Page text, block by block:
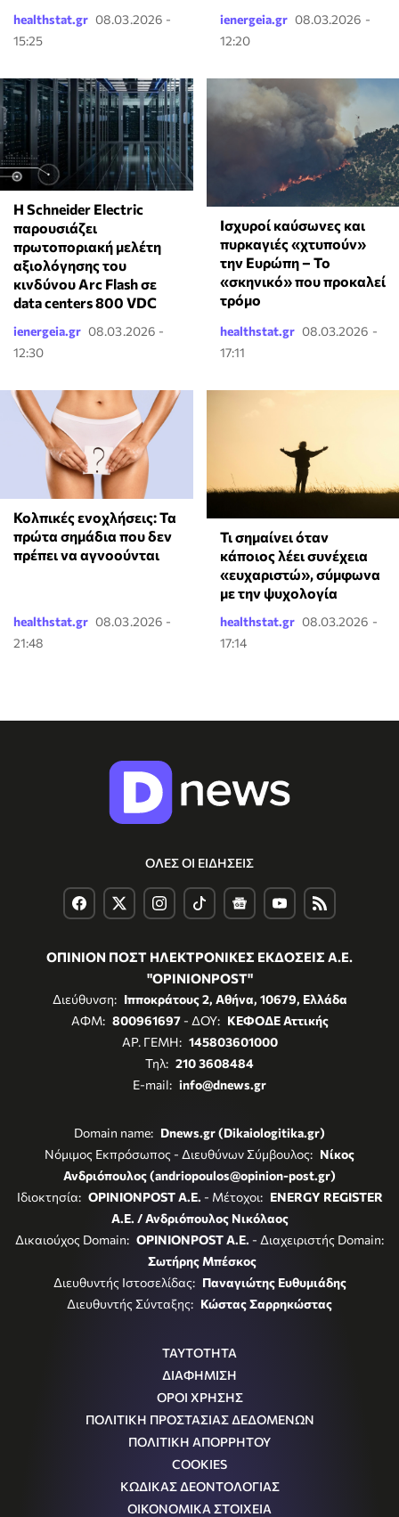
healthstat.gr 08.03.2026 -
15:25
ienergeia.gr 08.03.2026 -
12:20
Η Schneider Electric
παρουσιάζει
πρωτοποριακή μελέτη
αξιολόγησης του
κινδύνου Arc Flash σε
data centers 800 VDC
ienergeia.gr 08.03.2026 -
12:30
Ισχυροί καύσωνες και
πυρκαγιές «χτυπούν»
την Ευρώπη – Το
«σκηνικό» που προκαλεί
τρόμο
healthstat.gr 08.03.2026 -
17:11
Κολπικές ενοχλήσεις: Τα
πρώτα σημάδια που δεν
πρέπει να αγνοούνται
healthstat.gr 08.03.2026 -
21:48
Τι σημαίνει όταν
κάποιος λέει συνέχεια
«ευχαριστώ», σύμφωνα
με την ψυχολογία
healthstat.gr 08.03.2026 -
17:14
ΟΛΕΣ ΟΙ ΕΙΔΗΣΕΙΣ
ΟΠΙΝΙΟΝ ΠΟΣΤ ΗΛΕΚΤΡΟΝΙΚΕΣ ΕΚΔΟΣΕΙΣ Α.Ε.
"OPINIONPOST"
Διεύθυνση: Ιπποκράτους 2, Αθήνα, 10679, Ελλάδα
ΑΦΜ: 800961697- ΔΟΥ: ΚΕΦΟΔΕ Αττικής
ΑΡ. ΓΕΜΗ: 145803601000
Τηλ: 210 3608484
E-mail: info@dnews.gr
Domain name: Dnews.gr (Dikaiologitika.gr)
Νόμιμος Εκπρόσωπος - Διευθύνων Σύμβουλος: Νίκος
Ανδριόπουλος (andriopoulos@opinion-post.gr)
Ιδιοκτησία: OPINIONPOST A.E. - Μέτοχοι: ENERGY REGISTER
Α.Ε. / Ανδριόπουλος Νικόλαος
Δικαιούχος Domain: OPINIONPOST A.E. - Διαχειριστής Domain:
Σωτήρης Μπέσκος
Διευθυντής Ιστοσελίδας: Παναγιώτης Ευθυμιάδης
Διευθυντής Σύνταξης: Κώστας Σαρρηκώστας
ΤΑΥΤΟΤΗΤΑ
ΔΙΑΦΗΜΙΣΗ
ΟΡΟΙ ΧΡΗΣΗΣ
ΠΟΛΙΤΙΚΗ ΠΡΟΣΤΑΣΙΑΣ ΔΕΔΟΜΕΝΩΝ
ΠΟΛΙΤΙΚΗ ΑΠΟΡΡΗΤΟΥ
COOKIES
ΚΩΔΙΚΑΣ ΔΕΟΝΤΟΛΟΓΙΑΣ
ΟΙΚΟΝΟΜΙΚΑ ΣΤΟΙΧΕΙΑ